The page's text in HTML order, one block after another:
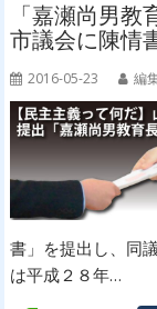
「嘉瀬尚男
市議会に陳情
2016-05-23 編
書」を提出し、同
は平成２８年…